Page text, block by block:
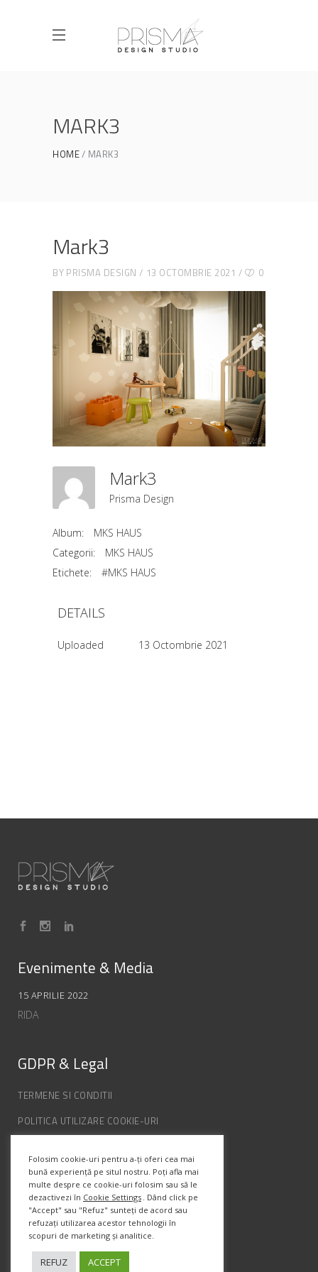
MARK3
HOME MARK3
Mark3
BY PRISMA DESIGN 13 OCTOMBRIE 2021 0
Mark3
Prisma Design
Album:
MKS HAUS
Categorii:
MKS HAUS
Etichete:
#MKS HAUS
DETAILS
Uploaded 13 Octombrie 2021
Evenimente & Media
15 APRILIE 2022
RIDA
GDPR & Legal
TERMENE SI CONDITII
POLITICA UTILIZARE COOKIE-URI
ANPC
Info Contact
Str. Semenic, Nr.1, Ap.5, Timisoara.
Telefon:(+4) 0747 066 701
Folosim cookie-uri pentru a-ți oferi cea mai
bună experiență pe situl nostru. Poți afla mai
multe despre ce cookie-uri folosim sau să le
dezactivezi în Cookie Settings . Dând click pe
"Accept" sau "Refuz" sunteți de acord sau
refuzați utilizarea acestor tehnologii în
scopuri de marketing și analitice.
REFUZ ACCEPT